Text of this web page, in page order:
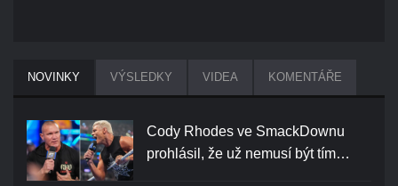
NOVINKY VÝSLEDKY VIDEA KOMENTÁŘE
Cody Rhodes ve SmackDownu
prohlásil, že už nemusí být tím…